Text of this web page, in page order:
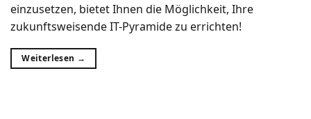
einzusetzen, bietet Ihnen die Möglichkeit, Ihre
zukunftsweisende IT-Pyramide zu errichten!
Weiterlesen →